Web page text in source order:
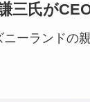
三氏が
ニーランドの